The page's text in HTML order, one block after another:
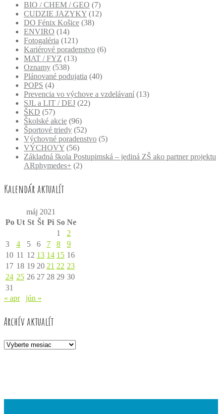
BIO / CHEM / GEO (7)
CUDZIE JAZYKY (12)
DO Fénix Košice (38)
ENVIRO (14)
Fotogaléria (121)
Kariérové poradenstvo (6)
MAT / FYZ (13)
Oznamy (538)
Plánované podujatia (40)
POPS (4)
Prevencia vo výchove a vzdelávaní (13)
SJL a LIT / DEJ (22)
ŠKD (57)
Školské akcie (96)
Športové triedy (52)
Výchovné poradenstvo (5)
VÝCHOVY (56)
Základná škola Postupimská – jediná ZŠ ako partner projektu
ARphymedes+ (2)
Kalendár aktualít
máj 2021
Po Ut St Št Pi So Ne
1
2
3
4 5 6 7 8
9
10 11 12 13 14 15 16
17 18 19 20 21 22 23
24 25 26 27 28 29 30
31
« apr
jún »
Archív aktualít
Archív